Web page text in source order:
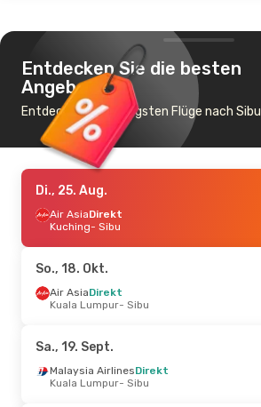
Entdecken Sie die besten
Angebote
Entdecke die günstigsten Flüge nach Sibu
Di., 25. Aug.
Air AsiaDirekt
Kuching- Sibu
So., 18. Okt.
Air AsiaDirekt
Kuala Lumpur- Sibu
Sa., 19. Sept.
Malaysia AirlinesDirekt
Kuala Lumpur- Sibu